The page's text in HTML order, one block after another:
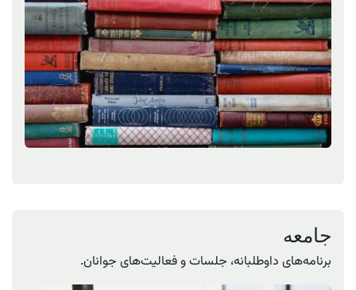
جامعه
برنامه‌های داوطلبانه، جلسات و فعالیت‌های جوانان.